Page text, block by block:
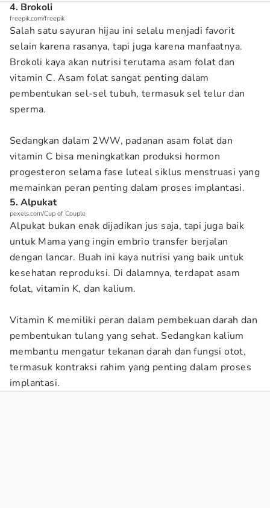
4. Brokoli
freepik.com/freepik
Salah satu sayuran hijau ini selalu menjadi favorit
selain karena rasanya, tapi juga karena manfaatnya.
Brokoli kaya akan nutrisi terutama asam folat dan
vitamin C. Asam folat sangat penting dalam
pembentukan sel-sel tubuh, termasuk sel telur dan
sperma.
Sedangkan dalam 2WW, padanan asam folat dan
vitamin C bisa meningkatkan produksi hormon
progesteron selama fase luteal siklus menstruasi yang
memainkan peran penting dalam proses implantasi.
5. Alpukat
pexels.com/Cup of Couple
Alpukat bukan enak dijadikan jus saja, tapi juga baik
untuk Mama yang ingin embrio transfer berjalan
dengan lancar. Buah ini kaya nutrisi yang baik untuk
kesehatan reproduksi. Di dalamnya, terdapat asam
folat, vitamin K, dan kalium.
Vitamin K memiliki peran dalam pembekuan darah dan
pembentukan tulang yang sehat. Sedangkan kalium
membantu mengatur tekanan darah dan fungsi otot,
termasuk kontraksi rahim yang penting dalam proses
implantasi.